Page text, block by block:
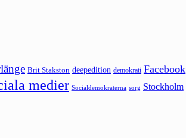
Brit Stakston deepedition demokrati Facebook
medier Socialdemokraterna sorg Stockholm